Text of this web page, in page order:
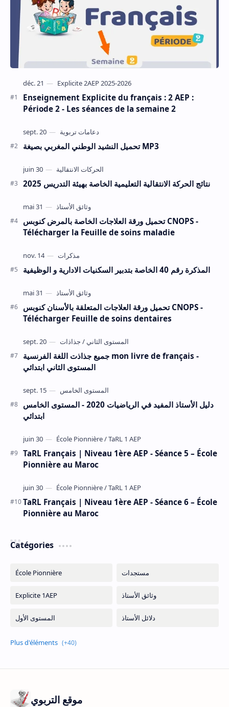
Enseignement Explicite du français : 2 AEP :
Période 2 - Les séances de la semaine 2
تحميل النشيد الوطني المغربي بصيغة MP3
نتائج الحركة الانتقالية التعليمية الخاصة بهيئة التدريس 2025
تحميل ورقة العلاجات الخاصة بالمرض كنوبس CNOPS -
Télécharger la Feuille de soins maladie
المذكرة رقم 40 الخاصة بتدبير السكنيات الادارية و الوظيفية
تحميل ورقة العلاجات المتعلقة بالأسنان كنوبس CNOPS -
Télécharger Feuille de soins dentaires
جميع جذاذت اللغة الفرنسية mon livre de français -
المستوى الثاني ابتدائي
دليل الأستاذ المفيد في الرياضيات 2020 - المستوى الخامس
ابتدائي
TaRL Français | Niveau 1ère AEP - Séance 5 – École
Pionnière au Maroc
TaRL Français | Niveau 1ère AEP - Séance 6 – École
Pionnière au Maroc
Catégories
موقع التربوي